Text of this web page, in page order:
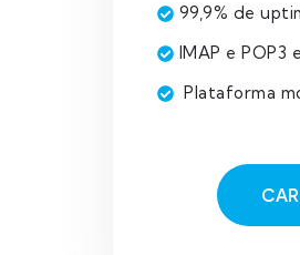
99,9% de
IMAP e POP3
Plataforma